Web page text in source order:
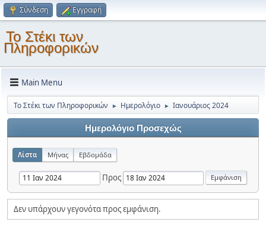
Σύνδεση Εγγραφή
Το Στέκι των
Πληροφορικών
Main Menu
Το Στέκι των Πληροφορικών ► Ημερολόγιο ► Ιανουάριος 2024
Ημερολόγιο Προσεχώς
Λίστα Μήνας Εβδομάδα
Προς
Δεν υπάρχουν γεγονότα προς εμφάνιση.